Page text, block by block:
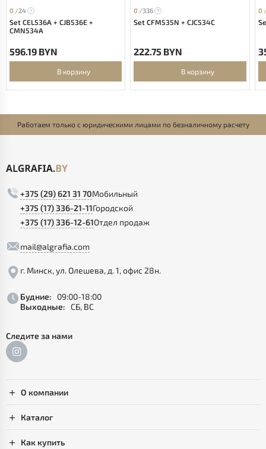
0 /24
Set CEL536A + CJB536E +
CMN534A
596.19 BYN
В корзину
0 /336
Set CFM535N + CJC534C
222.75 BYN
В корзину
0
Работаем только с юридическими лицами по безналичному расчету
+375 (29) 621 31 70Мобильный
+375 (17) 336-21-11Городской
+375 (17) 336-12-61Отдел продаж
mail@algrafia.com
г. Минск, ул. Олешева, д. 1, офис 28н.
Будние:
09:00-18:00
Выходные: СБ, ВС
Следите за нами
О компании
Каталог
Как купить